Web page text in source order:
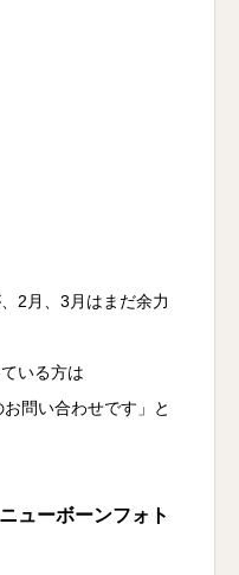
2月、3月はまだ余力
いる方は
問い合わせです」と
ューボーンフォト